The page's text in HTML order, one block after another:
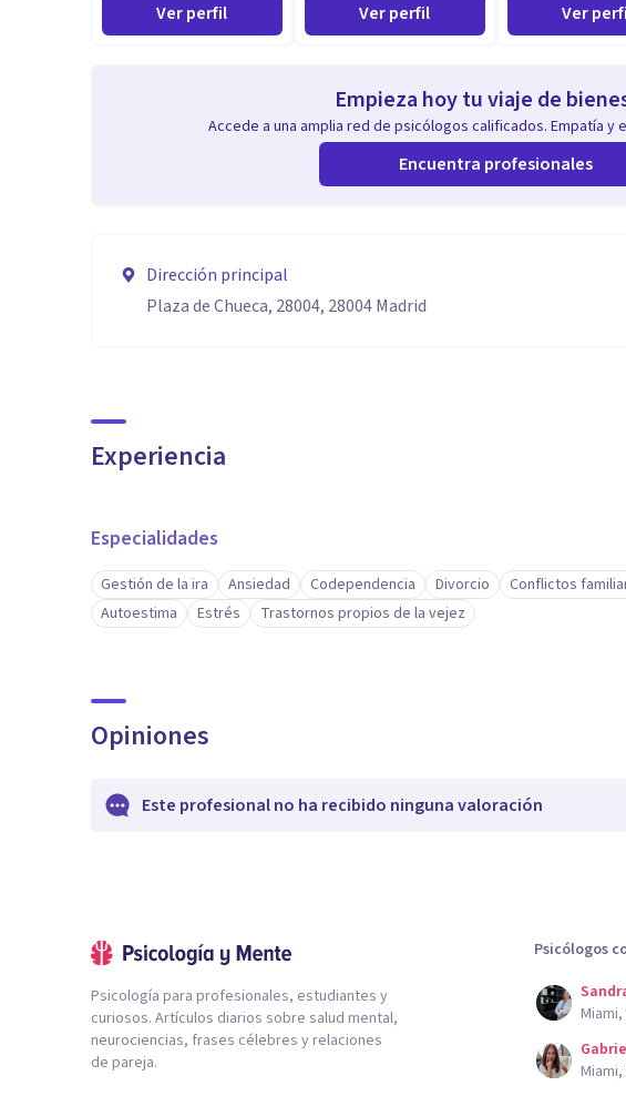
Ver perfil Ver perfil Ver
Empieza hoy tu viaje de
Accede a una amplia red de psicólogos calificados. Empatía y
Encuentra profesionales
Dirección principal
Plaza de Chueca, 28004, 28004 Madrid
Experiencia
Especialidades
Gestión de la ira Ansiedad Codependencia Divorcio Conflictos
Autoestima
Estrés Trastornos propios de la vejez
Opiniones
Este profesional no ha recibido ninguna valoración
Psicología para profesionales, estudiantes y
curiosos. Artículos diarios sobre salud mental,
neurociencias, frases célebres y relaciones
de pareja.
Psicólogos